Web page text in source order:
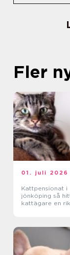
Fler
01. juli 2026
Kattpensionat i
jönköping så hittar
kattägare en